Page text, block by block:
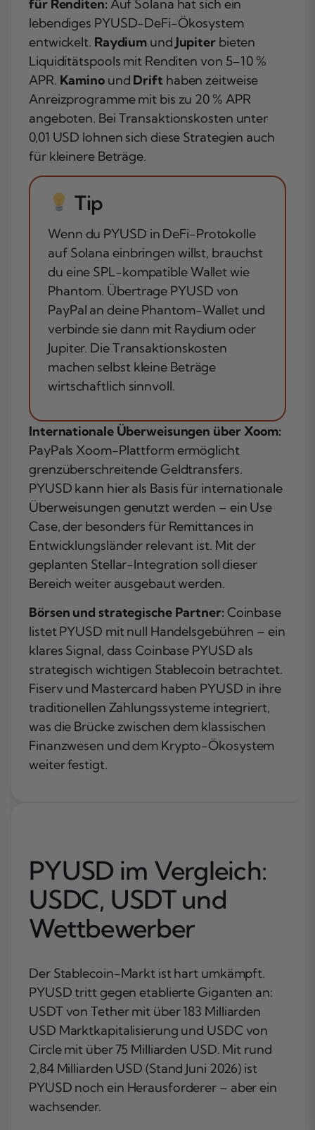
für Renditen:Auf Solana hat sich ein
lebendiges PYUSD-DeFi-Ökosystem
entwickelt. Raydium und Jupiterbieten
Liquiditätspools mit Renditen von 5–10 %
APR. Kaminound Drift haben zeitweise
Anreizprogramme mit bis zu 20 % APR
angeboten. Bei Transaktionskosten unter
0,01 USD lohnen sich diese Strategien auch
für kleinere Beträge.
Tip
Wenn du PYUSD in DeFi-Protokolle
auf Solana einbringen willst, brauchst
du eine SPL-kompatible Wallet wie
Phantom. Übertrage PYUSD von
PayPal an deine Phantom-Wallet und
verbinde sie dann mit Raydium oder
Jupiter. Die Transaktionskosten
machen selbst kleine Beträge
wirtschaftlich sinnvoll.
Internationale Überweisungen über Xoom:
PayPals Xoom-Plattform ermöglicht
grenzüberschreitende Geldtransfers.
PYUSD kann hier als Basis für internationale
Überweisungen genutzt werden – ein Use
Case, der besonders für Remittances in
Entwicklungsländer relevant ist. Mit der
geplanten Stellar-Integration soll dieser
Bereich weiter ausgebaut werden.
Börsen und strategische Partner:Coinbase
listet PYUSD mit null Handelsgebühren – ein
klares Signal, dass Coinbase PYUSD als
strategisch wichtigen Stablecoin betrachtet.
Fiserv und Mastercard haben PYUSD in ihre
traditionellen Zahlungssysteme integriert,
was die Brücke zwischen dem klassischen
Finanzwesen und dem Krypto-Ökosystem
weiter festigt.
PYUSD im Vergleich:
USDC, USDT und
Wettbewerber
Der Stablecoin-Markt ist hart umkämpft.
PYUSD tritt gegen etablierte Giganten an:
USDT von Tether mit über 183 Milliarden
USD Marktkapitalisierung und USDC von
Circle mit über 75 Milliarden USD. Mit rund
2,84 Milliarden USD (Stand Juni 2026) ist
PYUSD noch ein Herausforderer – aber ein
wachsender.